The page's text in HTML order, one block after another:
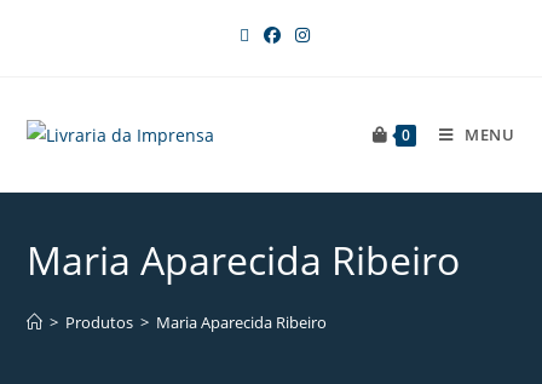
0 MENU
Maria Aparecida Ribeiro
> Produtos > Maria Aparecida Ribeiro